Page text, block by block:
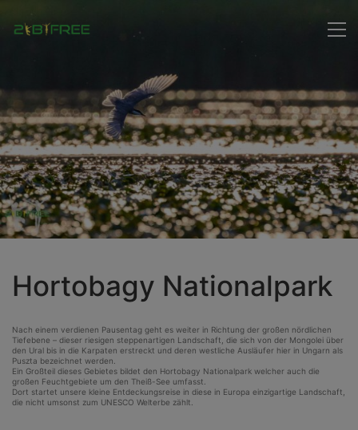
Hortobagy Nationalpark
Nach einem verdienen Pausentag geht es weiter in Richtung der großen nördlichen
Tiefebene – dieser riesigen steppenartigen Landschaft, die sich von der Mongolei über
den Ural bis in die Karpaten erstreckt und deren westliche Ausläufer hier in Ungarn als
Puszta bezeichnet werden.
Ein Großteil dieses Gebietes bildet den Hortobagy Nationalpark welcher auch die
großen Feuchtgebiete um den Theiß-See umfasst.
Dort startet unsere kleine Entdeckungsreise in diese in Europa einzigartige Landschaft,
die nicht umsonst zum UNESCO Welterbe zählt.